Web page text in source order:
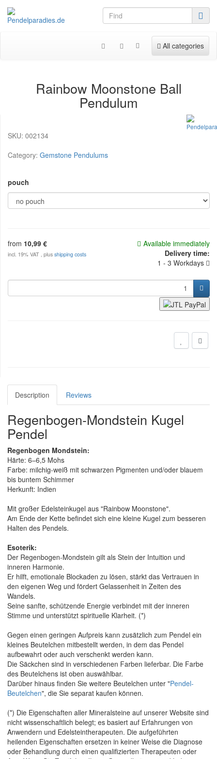
Toggle navigation
All categories
Rainbow Moonstone Ball
Pendulum
SKU: 002134
Category: Gemstone Pendulums
pouch
from 10,99 €
incl. 19% VAT , plus shipping costs
Available immediately
Delivery time:
1 - 3 Workdays
Description Reviews
Regenbogen-Mondstein Kugel
Pendel
Regenbogen Mondstein:
Härte: 6–6,5 Mohs
Farbe: milchig-weiß mit schwarzen Pigmenten und/oder blauem
bis buntem Schimmer
Herkunft: Indien
Mit großer Edelsteinkugel aus "Rainbow Moonstone".
Am Ende der Kette befindet sich eine kleine Kugel zum besseren
Halten des Pendels.
Esoterik:
Der Regenbogen-Mondstein gilt als Stein der Intuition und
inneren Harmonie.
Er hilft, emotionale Blockaden zu lösen, stärkt das Vertrauen in
den eigenen Weg und fördert Gelassenheit in Zeiten des
Wandels.
Seine sanfte, schützende Energie verbindet mit der inneren
Stimme und unterstützt spirituelle Klarheit. (*)
Gegen einen geringen Aufpreis kann zusätzlich zum Pendel ein
kleines Beutelchen mitbestellt werden, in dem das Pendel
aufbewahrt oder auch verschenkt werden kann.
Die Säckchen sind in verschiedenen Farben lieferbar. Die Farbe
des Beutelchens ist oben auswählbar.
Darüber hinaus finden Sie weitere Beutelchen unter "Pendel-
Beutelchen", die Sie separat kaufen können.
(*) Die Eigenschaften aller Mineralsteine auf unserer Website sind
nicht wissenschaftlich belegt; es basiert auf Erfahrungen von
Anwendern und Edelsteintherapeuten. Die aufgeführten
heilenden Eigenschaften ersetzen in keiner Weise die Diagnose
oder Behandlung durch einen qualifizierten Therapeuten oder